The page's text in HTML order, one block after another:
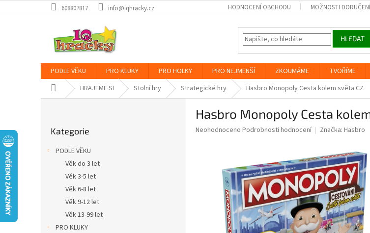
na
608807817 info@iqhracky.cz HODNOCENÍ OBCHODU MOŽNOSTI DORUČENÍ
HLEDAT
PODLE VĚKU PRO KLUKY PRO HOLKY PRO NEJMENŠÍ ZKOUMÁME TVOŘÍME
Domů HRAJEME SI Stolní hry Strategické hry Hasbro Monopoly Cesta kolem světa CZ
kategorie
Kategorie
PODLE VĚKU
Věk do 3 let
Věk 3-5 let
Věk 6-8 let
Věk 9-12 let
Věk 13-99 let
PRO KLUKY
Hasbro Monopoly Cesta
Průměrné
hvězdiček.
Neohodnoceno Podrobnosti hodnocení Značka: Hasbro